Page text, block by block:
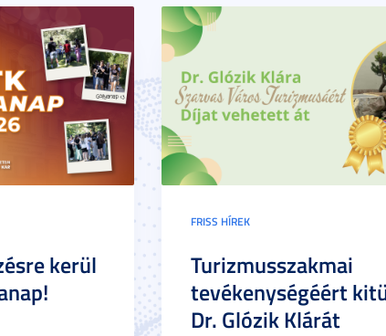
kerül
FRISS HÍREK
Turizmusszakmai
tevékenységéért
Dr. Glózik Klárát